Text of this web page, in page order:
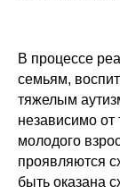
В процессе
семьям,
тяжелым
независимо от
молодого
проявляются
быть оказана